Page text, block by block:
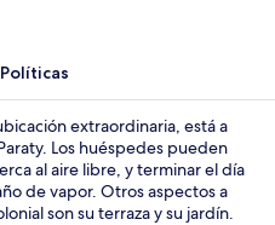
Políticas
extraordinaria, está a
Los huéspedes pueden
al aire libre, y terminar el día
de vapor. Otros aspectos a
son su terraza y su jardín.